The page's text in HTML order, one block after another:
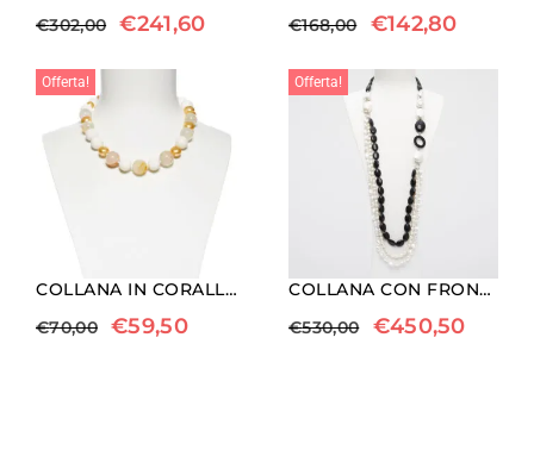
€302,00 €241,60
€168,00 €142,80
Offerta!
COLLANA IN CORALLO BIANCO, QUARZO EMATOIDE E PERLE SHELL
€70,00 €59,50
Offerta!
COLLANA CON FRONTALE A TRE FILI, IN PERLE BAROCCHE ED AGATA NERA
€530,00 €450,50